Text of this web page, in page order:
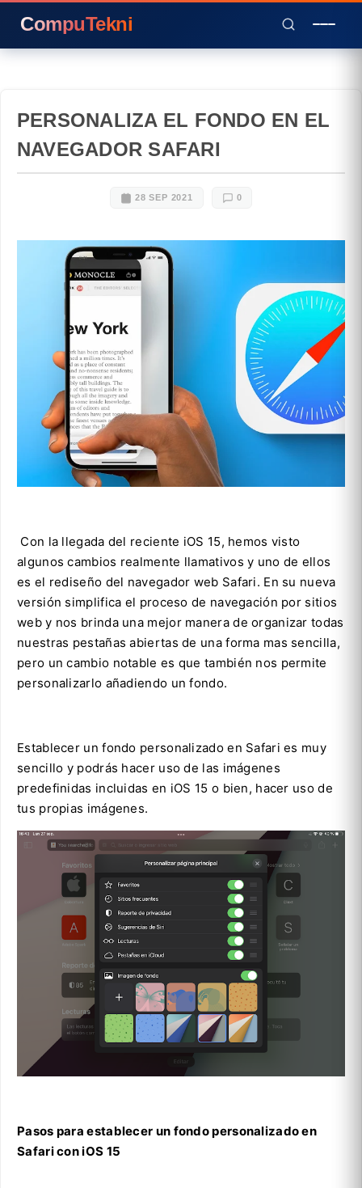
CompuTekni
PERSONALIZA EL FONDO EN EL
NAVEGADOR SAFARI
28 SEP 2021 0
Con la llegada del reciente iOS 15, hemos visto
algunos cambios realmente llamativos y uno de ellos
es el rediseño del navegador web Safari. En su nueva
versión simplifica el proceso de navegación por sitios
web y nos brinda una mejor manera de organizar todas
nuestras pestañas abiertas de una forma mas sencilla,
pero un cambio notable es que también nos permite
personalizarlo añadiendo un fondo.
Establecer un fondo personalizado en Safari es muy
sencillo y podrás hacer uso de las imágenes
predefinidas incluidas en iOS 15 o bien, hacer uso de
tus propias imágenes.
Pasos para establecer un fondo personalizado en
Safari con iOS 15